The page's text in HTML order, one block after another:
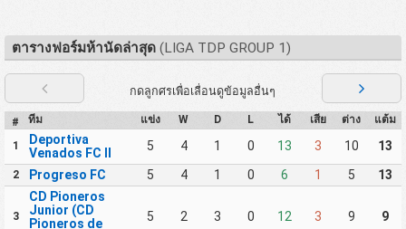
ตารางฟอร์มห้านัดล่าสุด(LIGA TDP GROUP 1)
กดลูกศรเพื่อเลื่อนดูข้อมูลอื่นๆ
# ทีม แข่ง W D L ได้ เสีย ต่าง แต้ม
1
Deportiva
Venados FC II
5 4 1 0 13 3 10 13
2 Progreso FC 5 4 1 0 6 1 5 13
3
CD Pioneros
Junior (CD
Pioneros de
5 2 3 0 12 3 9 9